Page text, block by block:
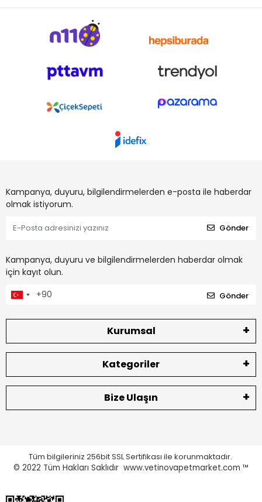
Kampanya, duyuru, bilgilendirmelerden e-posta ile haberdar
olmak istiyorum.
Gönder
Kampanya, duyuru ve bilgilendirmelerden haberdar olmak
için kayıt olun.
Gönder
Kurumsal
Kategoriler
Bize Ulaşın
Tüm bilgileriniz 256bit SSL Sertifikası ile korunmaktadır.
© 2022 Tüm Hakları Saklıdır www.vetinovapetmarket.com ™